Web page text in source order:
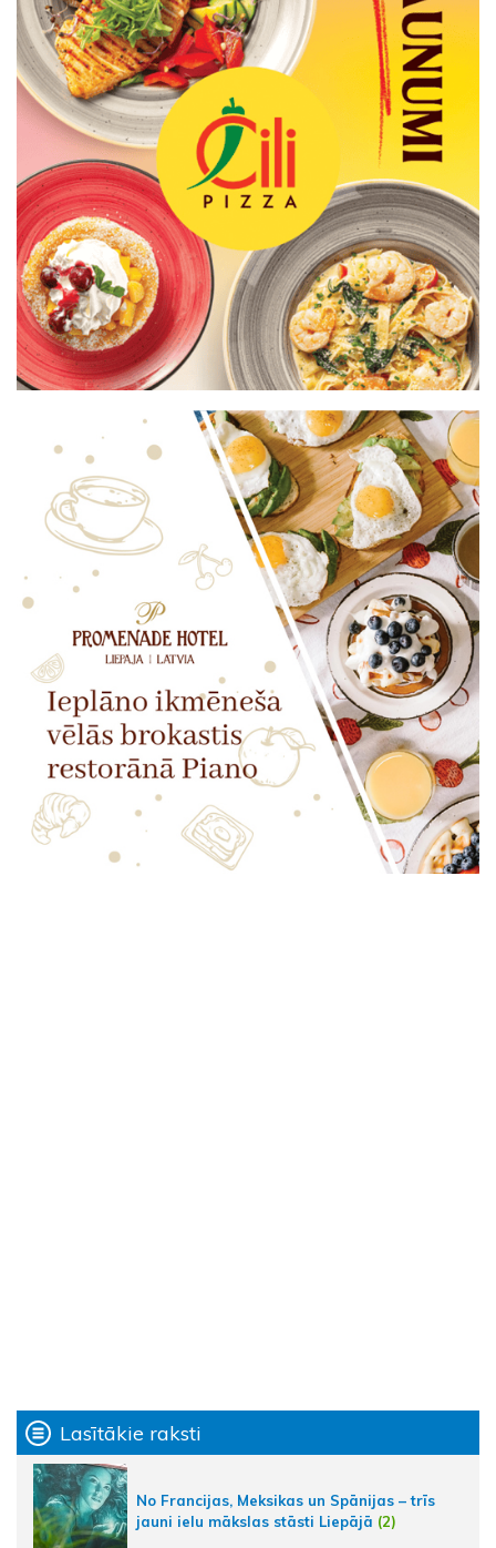
Lasītākie raksti
No Francijas, Meksikas un Spānijas – trīs
jauni ielu mākslas stāsti Liepājā (2)